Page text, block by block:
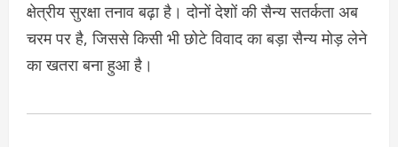
क्षेत्रीय सुरक्षा तनाव बढ़ा है। दोनों देशों की सैन्य सतर्कता अब
चरम पर है, जिससे किसी भी छोटे विवाद का बड़ा सैन्य मोड़ लेने
का खतरा बना हुआ है।